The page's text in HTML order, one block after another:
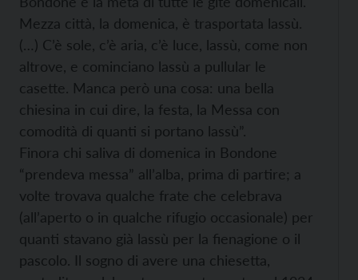
Mezza città, la domenica, è trasportata lassù.
(…) C’è sole, c’è aria, c’è luce, lassù, come non
altrove, e cominciano lassù a pullular le
casette. Manca però una cosa: una bella
chiesina in cui dire, la festa, la Messa con
comodità di quanti si portano lassù”.
Finora chi saliva di domenica in Bondone
“prendeva messa” all’alba, prima di partire; a
volte trovava qualche frate che celebrava
(all’aperto o in qualche rifugio occasionale) per
quanti stavano già lassù per la fienagione o il
pascolo. Il sogno di avere una chiesetta,